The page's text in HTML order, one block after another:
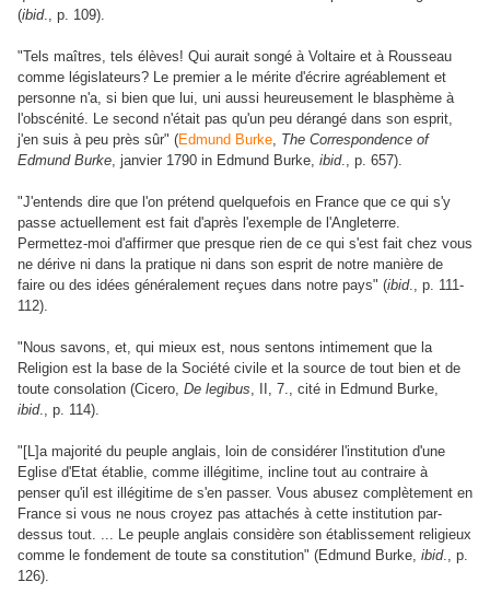
(ibid., p. 109).
"Tels maîtres, tels élèves! Qui aurait songé à Voltaire et à Rousseau
comme législateurs? Le premier a le mérite d'écrire agréablement et
personne n'a, si bien que lui, uni aussi heureusement le blasphème à
l'obscénité. Le second n'était pas qu'un peu dérangé dans son esprit,
j'en suis à peu près sûr" (Edmund Burke, The Correspondence of
Edmund Burke, janvier 1790 in Edmund Burke, ibid., p. 657).
"J'entends dire que l'on prétend quelquefois en France que ce qui s'y
passe actuellement est fait d'après l'exemple de l'Angleterre.
Permettez-moi d'affirmer que presque rien de ce qui s'est fait chez vous
ne dérive ni dans la pratique ni dans son esprit de notre manière de
faire ou des idées généralement reçues dans notre pays" (ibid., p. 111-
112).
"Nous savons, et, qui mieux est, nous sentons intimement que la
Religion est la base de la Société civile et la source de tout bien et de
toute consolation (Cicero, De legibus, II, 7., cité in Edmund Burke,
ibid., p. 114).
"[L]a majorité du peuple anglais, loin de considérer l'institution d'une
Eglise d'Etat établie, comme illégitime, incline tout au contraire à
penser qu'il est illégitime de s'en passer. Vous abusez complètement en
France si vous ne nous croyez pas attachés à cette institution par-
dessus tout. ... Le peuple anglais considère son établissement religieux
comme le fondement de toute sa constitution" (Edmund Burke, ibid., p.
126).